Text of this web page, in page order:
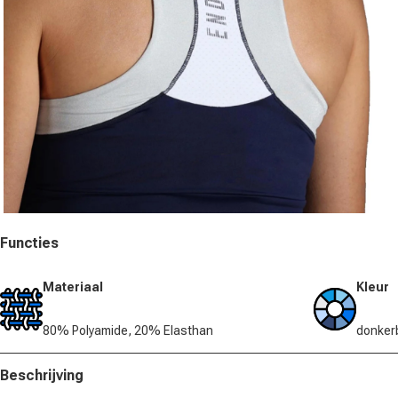
Functies
Materiaal
80% Polyamide, 20% Elasthan
Kleur
Beschrijving